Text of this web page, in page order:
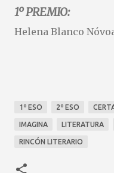
1º PREMIO:
Helena Blanco
1º ESO 2º ESO
IMAGINA LITERATURA
RINCÓN LITERARIO